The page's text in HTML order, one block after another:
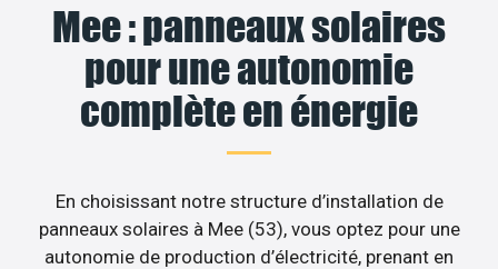
Mee : panneaux solaires
pour une autonomie
complète en énergie
En choisissant notre structure d’installation de
panneaux solaires à Mee (53), vous optez pour une
autonomie de production d’électricité, prenant en